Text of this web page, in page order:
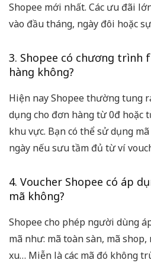
Shopee mới nhất. Các ưu đãi
vào đầu tháng, ngày đôi hoặc
3. Shopee có chương trình
hàng không?
Hiện nay Shopee thường tung
dụng cho đơn hàng từ 0đ hoặc
khu vực. Bạn có thể sử dụng
ngày nếu sưu tầm đủ từ ví
4. Voucher Shopee có áp
mã không?
Shopee cho phép người dùng
mã như: mã toàn sàn, mã
xu… Miễn là các mã đó không